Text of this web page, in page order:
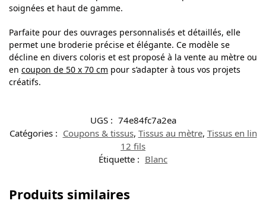
soignées et haut de gamme.
Parfaite pour des ouvrages personnalisés et détaillés, elle
permet une broderie précise et élégante. Ce modèle se
décline en divers coloris et est proposé à la vente au mètre ou
en coupon de 50 x 70 cm pour s’adapter à tous vos projets
créatifs.
UGS : 74e84fc7a2ea
Catégories : Coupons & tissus, Tissus au mètre, Tissus en lin
12 fils
Étiquette : Blanc
Produits similaires